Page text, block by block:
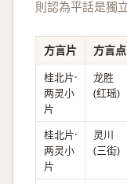
則認為平話是獨
方言片 方言点
桂北片·
两灵小
片
龙胜
(红瑶)
桂北片·
两灵小
片
灵川
(三街)